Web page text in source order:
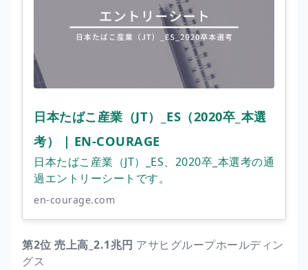
日本たばこ産業（JT）_ES（2020卒_本選
考） | EN-COURAGE
日本たばこ産業（JT）_ES、2020卒_本選考の通
過エントリーシートです。
en-courage.com
第2位 売上高_2.1兆円 アサヒグループホールディン
グス